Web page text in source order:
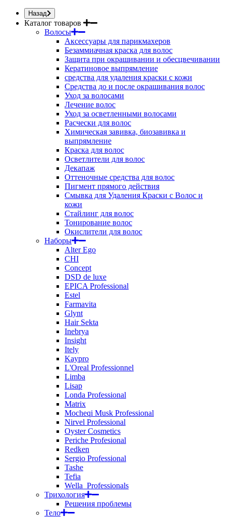
Назад
Каталог товаров
Волосы
Аксессуары для парикмахеров
Безаммиачная краска для волос
Защита при окрашивании и обесцвечивании
Кератиновое выпрямление
средства для удаления краски с кожи
Средства до и после окрашивания волос
Уход за волосами
Лечение волос
Уход за осветленными волосами
Расчески для волос
Химическая завивка, биозавивка и
выпрямление
Краска для волос
Осветлители для волос
Декапаж
Оттеночные средства для волос
Пигмент прямого действия
Смывка для Удаления Краски с Волос и
кожи
Стайлинг для волос
Тонирование волос
Окислители для волос
Наборы
Alter Ego
CHI
Concept
DSD de luxe
EPICA Professional
Estel
Farmavita
Glynt
Hair Sekta
Inebrya
Insight
Itely
Kaypro
L'Oreal Professionnel
Limba
Lisap
Londa Professional
Matrix
Mocheqi Musk Professional
Nirvel Professional
Oyster Cosmetics
Periche Profesional
Redken
Sergio Professional
Tashe
Tefia
Wella_Professionals
Трихология
Решения проблемы
Тело